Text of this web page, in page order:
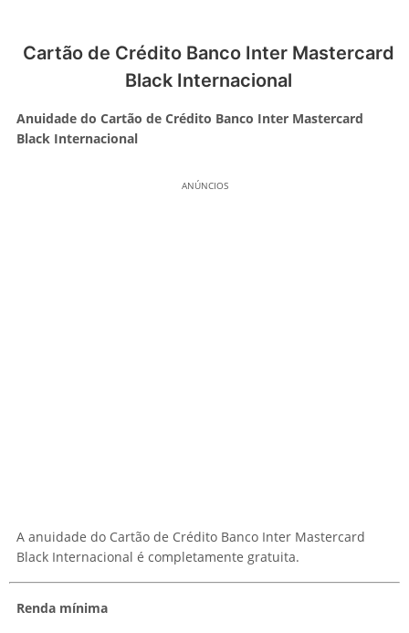
Cartão de Crédito Banco Inter Mastercard
Black Internacional
Anuidade do Cartão de Crédito Banco Inter Mastercard
Black Internacional
ANÚNCIOS
A anuidade do Cartão de Crédito Banco Inter Mastercard
Black Internacional é completamente gratuita.
Renda mínima